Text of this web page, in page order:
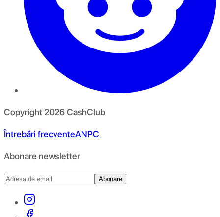
Copyright 2026CashClub
Întrebări frecventeANPC
Abonare newsletter
Abonare